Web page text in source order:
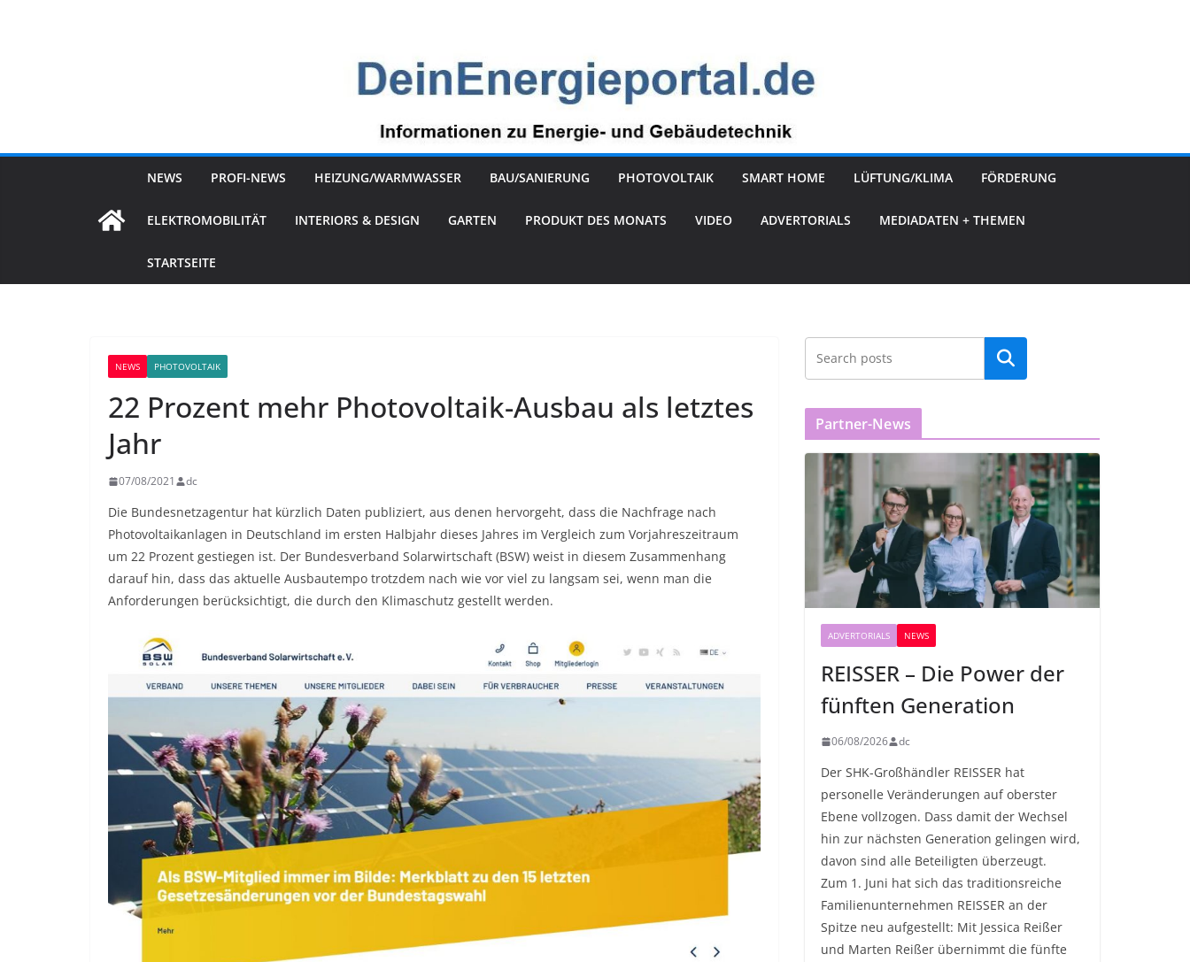
NEWS PROFI-NEWS HEIZUNG/WARMWASSER BAU/SANIERUNG PHOTOVOLTAIK SMART HOME LÜFTUNG/KLIMA FÖRDERUNG
ELEKTROMOBILITÄT INTERIORS & DESIGN GARTEN PRODUKT DES MONATS VIDEO ADVERTORIALS MEDIADATEN + THEMEN
STARTSEITE
NEWS PHOTOVOLTAIK
22 Prozent mehr Photovoltaik-Ausbau als letztes
Jahr
07/08/2021 dc
Die Bundesnetzagentur hat kürzlich Daten publiziert, aus denen hervorgeht, dass die Nachfrage nach
Photovoltaikanlagen in Deutschland im ersten Halbjahr dieses Jahres im Vergleich zum Vorjahreszeitraum
um 22 Prozent gestiegen ist. Der Bundesverband Solarwirtschaft (BSW) weist in diesem Zusammenhang
darauf hin, dass das aktuelle Ausbautempo trotzdem nach wie vor viel zu langsam sei, wenn man die
Anforderungen berücksichtigt, die durch den Klimaschutz gestellt werden.
Partner-News
ADVERTORIALS NEWS
REISSER – Die Power der
fünften Generation
06/08/2026 dc
Der SHK-Großhändler REISSER hat
personelle Veränderungen auf oberster
Ebene vollzogen. Dass damit der Wechsel
hin zur nächsten Generation gelingen wird,
davon sind alle Beteiligten überzeugt.
Zum 1. Juni hat sich das traditionsreiche
Familienunternehmen REISSER an der
Spitze neu aufgestellt: Mit Jessica Reißer
und Marten Reißer übernimmt die fünfte